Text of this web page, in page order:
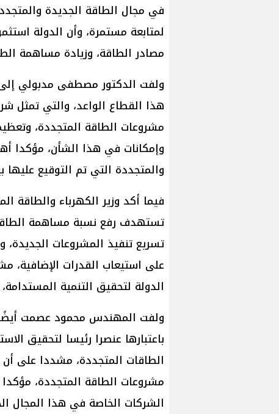
في مجال الطاقة الجديدة
لمتابعة مستمرة، وأن الدولة
مصادر الطاقة، وزيادة مساهمة
ولفت الدكتور مصطفى مدبولي إلى
هذا القطاع الواعد، والتي تمثل
مشروعات الطاقة المتجددة،
وإمكانات في هذا الشأن، مؤكدا
والمتجددة التي تم التوقيع عليها
فيما أكد وزير الكهرباء والطاقة
تستهدف رفع نسبة مساهمة
تسريع تنفيذ المشروعات الجديدة،
على استيعاب القدرات
الدولة لتحقيق التنمية
ولفت المهندس محمود عصمت أيضًا
باعتبارها عنصرا رئيسا لتحقيق
الطاقات المتجددة، مشددا على
مشروعات الطاقة المتجددة،
الشركات الخاصة في هذا المجال